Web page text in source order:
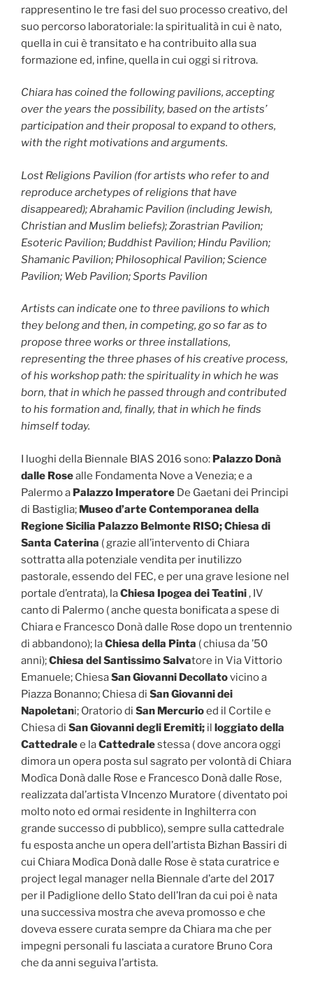
rappresentino le tre fasi del suo processo creativo, del
suo percorso laboratoriale: la spiritualità in cui è nato,
quella in cui è transitato e ha contribuito alla sua
formazione ed, infine, quella in cui oggi si ritrova.
Chiara has coined the following pavilions, accepting
over the years the possibility, based on the artists’
participation and their proposal to expand to others,
with the right motivations and arguments.
Lost Religions Pavilion (for artists who refer to and
reproduce archetypes of religions that have
disappeared); Abrahamic Pavilion (including Jewish,
Christian and Muslim beliefs); Zorastrian Pavilion;
Esoteric Pavilion; Buddhist Pavilion; Hindu Pavilion;
Shamanic Pavilion; Philosophical Pavilion; Science
Pavilion; Web Pavilion; Sports Pavilion
Artists can indicate one to three pavilions to which
they belong and then, in competing, go so far as to
propose three works or three installations,
representing the three phases of his creative process,
of his workshop path: the spirituality in which he was
born, that in which he passed through and contributed
to his formation and, finally, that in which he finds
himself today.
I luoghi della Biennale BIAS 2016 sono: Palazzo Donà
dalle Rosealle Fondamenta Nove a Venezia; e a
Palermo a Palazzo Imperatore De Gaetani dei Principi
di Bastiglia; Museo d’arte Contemporanea della
Regione Sicilia Palazzo Belmonte RISO;Chiesa di
Santa Caterina ( grazie all’intervento di Chiara
sottratta alla potenziale vendita per inutilizzo
pastorale, essendo del FEC, e per una grave lesione nel
portale d’entrata), laChiesa Ipogea dei Teatini , IV
canto di Palermo ( anche questa bonificata a spese di
Chiara e Francesco Donà dalle Rose dopo un trentennio
di abbandono); laChiesa della Pinta ( chiusa da ’50
anni);Chiesa del Santissimo Salvatore in Via Vittorio
Emanuele; ChiesaSan Giovanni Decollatovicino a
Piazza Bonanno; Chiesa di San Giovanni dei
Napoletani; Oratorio di San Mercurioed il Cortile e
Chiesa di San Giovanni degli Eremiti; il loggiato della
Cattedralee laCattedralestessa ( dove ancora oggi
dimora un opera posta sul sagrato per volontà di Chiara
Modìca Donà dalle Rose e Francesco Donà dalle Rose,
realizzata dal’artista VIncenzo Muratore ( diventato poi
molto noto ed ormai residente in Inghilterra con
grande successo di pubblico), sempre sulla cattedrale
fu esposta anche un opera dell’artista Bizhan Bassiri di
cui Chiara Modìca Donà dalle Rose è stata curatrice e
project legal manager nella Biennale d’arte del 2017
per il Padiglione dello Stato dell’Iran da cui poi è nata
una successiva mostra che aveva promosso e che
doveva essere curata sempre da Chiara ma che per
impegni personali fu lasciata a curatore Bruno Cora
che da anni seguiva l’artista.